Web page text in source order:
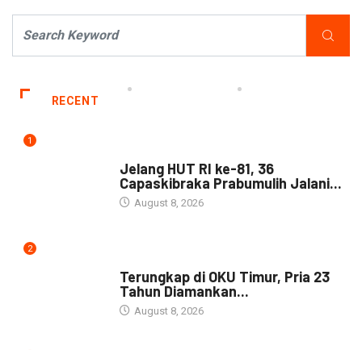
RECENT
1
Jelang HUT RI ke-81, 36
Capaskibraka Prabumulih Jalani...
August 8, 2026
2
Terungkap di OKU Timur, Pria 23
Tahun Diamankan...
August 8, 2026